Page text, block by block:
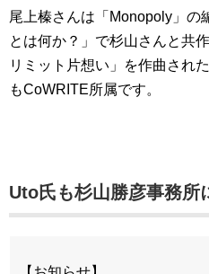
尾上榛さんは「Monopoly」の
とは何か？」で杉山さんと共
リミット片想い」を作曲され
もCoWRITE所属です。
Uto氏も杉山勝彦事務所